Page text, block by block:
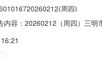
周四)
内容：20260212（周四）三